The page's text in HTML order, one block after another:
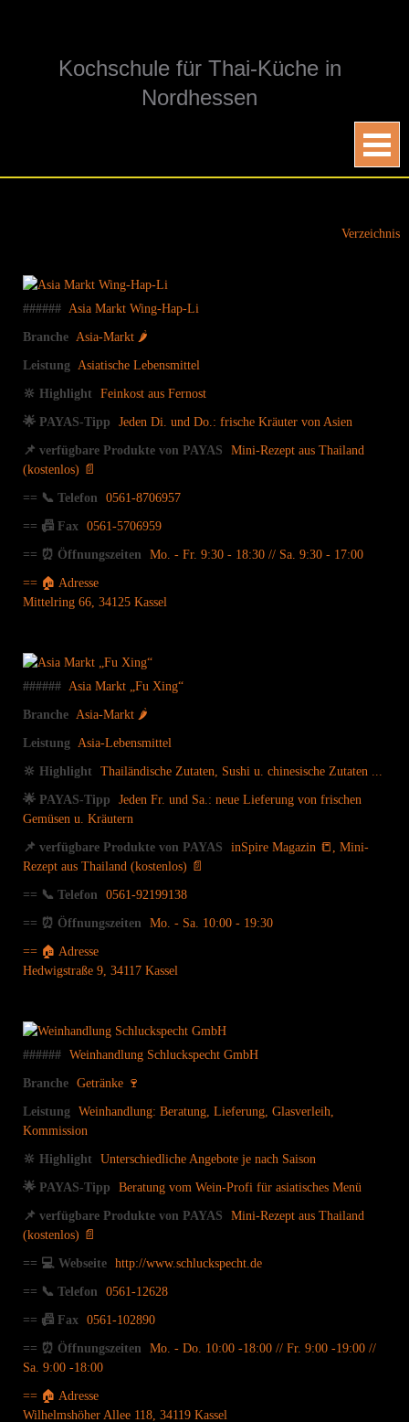
Kochschule für Thai-Küche in
Nordhessen
Verzeichnis
###### Asia Markt Wing-Hap-Li
Branche Asia-Markt 🌶
Leistung
Asiatische Lebensmittel
🔆 Highlight
Feinkost aus Fernost
🌟 PAYAS-Tipp
Jeden Di. und Do.: frische Kräuter von Asien
📌 verfügbare Produkte von PAYAS
Mini-Rezept aus Thailand
(kostenlos) 📄
== 📞 Telefon
0561-8706957
== 📠 Fax
0561-5706959
== ⏰ Öffnungszeiten
Mo. - Fr. 9:30 - 18:30 // Sa. 9:30 - 17:00
== 🏠 Adresse
Mittelring 66, 34125 Kassel
###### Asia Markt „Fu Xing“
Branche Asia-Markt 🌶
Leistung
Asia-Lebensmittel
🔆 Highlight
Thailändische Zutaten, Sushi u. chinesische Zutaten ...
🌟 PAYAS-Tipp
Jeden Fr. und Sa.: neue Lieferung von frischen
Gemüsen u. Kräutern
📌 verfügbare Produkte von PAYAS
inSpire Magazin 📒
Mini-
Rezept aus Thailand (kostenlos) 📄
== 📞 Telefon
0561-92199138
== ⏰ Öffnungszeiten
Mo. - Sa. 10:00 - 19:30
== 🏠 Adresse
Hedwigstraße 9, 34117 Kassel
###### Weinhandlung Schluckspecht GmbH
Branche Getränke 🍷
Leistung
Weinhandlung: Beratung, Lieferung, Glasverleih,
Kommission
🔆 Highlight
Unterschiedliche Angebote je nach Saison
🌟 PAYAS-Tipp
Beratung vom Wein-Profi für asiatisches Menü
📌 verfügbare Produkte von PAYAS
Mini-Rezept aus Thailand
(kostenlos) 📄
== 💻 Webseite http://www.schluckspecht.de
== 📞 Telefon
0561-12628
== 📠 Fax
0561-102890
== ⏰ Öffnungszeiten
Mo. - Do. 10:00 -18:00 // Fr. 9:00 -19:00 //
Sa. 9:00 -18:00
== 🏠 Adresse
Wilhelmshöher Allee 118, 34119 Kassel